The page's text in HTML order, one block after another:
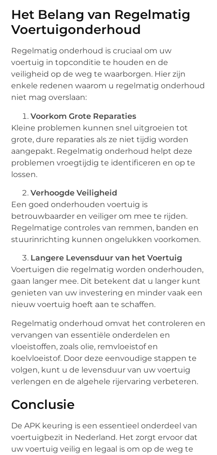
Het Belang van Regelmatig
Voertuigonderhoud
Regelmatig onderhoud is cruciaal om uw
voertuig in topconditie te houden en de
veiligheid op de weg te waarborgen. Hier zijn
enkele redenen waarom u regelmatig onderhoud
niet mag overslaan:
Voorkom Grote Reparaties
Kleine problemen kunnen snel uitgroeien tot
grote, dure reparaties als ze niet tijdig worden
aangepakt. Regelmatig onderhoud helpt deze
problemen vroegtijdig te identificeren en op te
lossen.
Verhoogde Veiligheid
Een goed onderhouden voertuig is
betrouwbaarder en veiliger om mee te rijden.
Regelmatige controles van remmen, banden en
stuurinrichting kunnen ongelukken voorkomen.
Langere Levensduur van het Voertuig
Voertuigen die regelmatig worden onderhouden,
gaan langer mee. Dit betekent dat u langer kunt
genieten van uw investering en minder vaak een
nieuw voertuig hoeft aan te schaffen.
Regelmatig onderhoud omvat het controleren en
vervangen van essentiële onderdelen en
vloeistoffen, zoals olie, remvloeistof en
koelvloeistof. Door deze eenvoudige stappen te
volgen, kunt u de levensduur van uw voertuig
verlengen en de algehele rijervaring verbeteren.
Conclusie
De APK keuring is een essentieel onderdeel van
voertuigbezit in Nederland. Het zorgt ervoor dat
uw voertuig veilig en legaal is om op de weg te